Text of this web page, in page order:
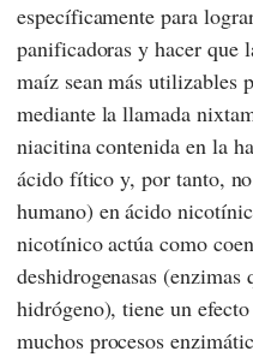
específicamente para
panificadoras y hacer que
maíz sean más utilizables
mediante la llamada
niacitina contenida en la
ácido fítico y, por tanto,
humano) en ácido
nicotínico actúa como
deshidrogenasas (enzimas
hidrógeno), tiene un
muchos procesos